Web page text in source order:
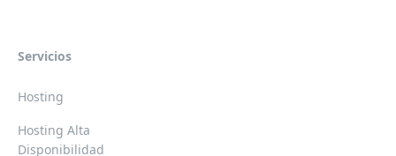
Servicios
Hosting
Hosting Alta
Disponibilidad